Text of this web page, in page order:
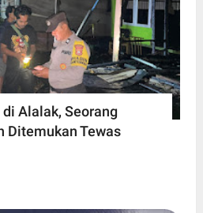
Alalak, Seorang
Ditemukan Tewas